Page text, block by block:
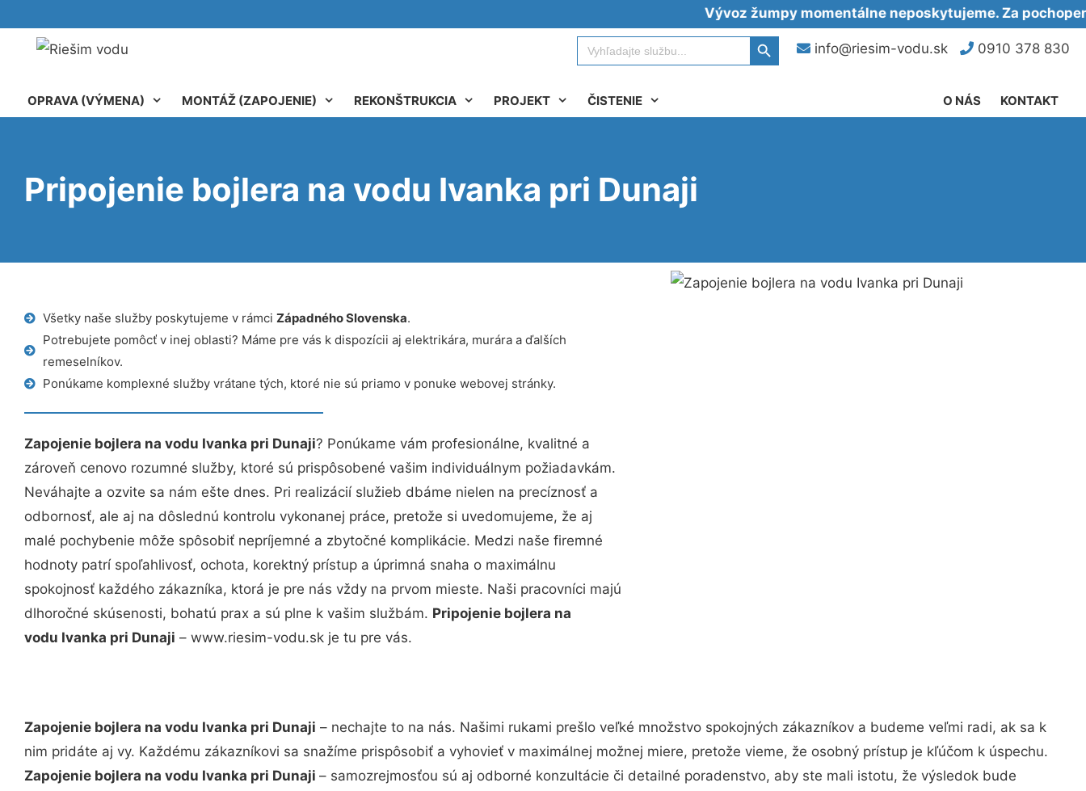
Vývoz žumpy momentálne neposkytujeme. Za pochopenie
info@riesim-vodu.sk 0910 378 830
Search
for:
Search Button
OPRAVA (VÝMENA) MONTÁŽ (ZAPOJENIE) REKONŠTRUKCIA PROJEKT ČISTENIE KONTAKT
O NÁS
Pripojenie bojlera na vodu Ivanka pri Dunaji
Všetky naše služby poskytujeme v rámci Západného Slovenska.
Potrebujete pomôcť v inej oblasti? Máme pre vás k dispozícii aj elektrikára, murára a ďalších
remeselníkov.
Ponúkame komplexné služby vrátane tých, ktoré nie sú priamo v ponuke webovej stránky.
Zapojenie bojlera na vodu Ivanka pri Dunaji? Ponúkame vám profesionálne, kvalitné a
zároveň cenovo rozumné služby, ktoré sú prispôsobené vašim individuálnym požiadavkám.
Neváhajte a ozvite sa nám ešte dnes. Pri realizácií služieb dbáme nielen na precíznosť a
odbornosť, ale aj na dôslednú kontrolu vykonanej práce, pretože si uvedomujeme, že aj
malé pochybenie môže spôsobiť nepríjemné a zbytočné komplikácie. Medzi naše firemné
hodnoty patrí spoľahlivosť, ochota, korektný prístup a úprimná snaha o maximálnu
spokojnosť každého zákazníka, ktorá je pre nás vždy na prvom mieste. Naši pracovníci majú
dlhoročné skúsenosti, bohatú prax a sú plne k vašim službám. Pripojenie bojlera na
vodu Ivanka pri Dunaji – www.riesim-vodu.sk je tu pre vás.
Zapojenie bojlera na vodu Ivanka pri Dunaji – nechajte to na nás. Našimi rukami prešlo veľké množstvo spokojných zákazníkov a budeme veľmi radi, ak sa k
nim pridáte aj vy. Každému zákazníkovi sa snažíme prispôsobiť a vyhovieť v maximálnej možnej miere, pretože vieme, že osobný prístup je kľúčom k úspechu.
Zapojenie bojlera na vodu Ivanka pri Dunaji – samozrejmosťou sú aj odborné konzultácie či detailné poradenstvo, aby ste mali istotu, že výsledok bude